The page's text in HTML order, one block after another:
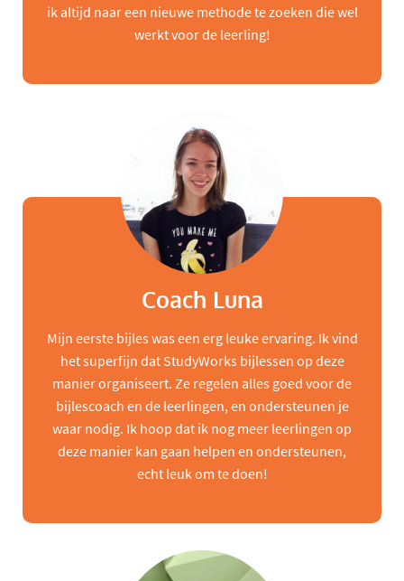
ik altijd naar een nieuwe methode te zoeken die wel
werkt voor de leerling!
Coach Luna
Mijn eerste bijles was een erg leuke ervaring. Ik vind
het superfijn dat StudyWorks bijlessen op deze
manier organiseert. Ze regelen alles goed voor de
bijlescoach en de leerlingen, en ondersteunen je
waar nodig. Ik hoop dat ik nog meer leerlingen op
deze manier kan gaan helpen en ondersteunen,
echt leuk om te doen!